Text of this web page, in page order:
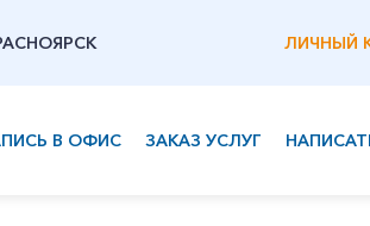
ЛИЧНЫЙ
В ОФИС ЗАКАЗ УСЛУГ